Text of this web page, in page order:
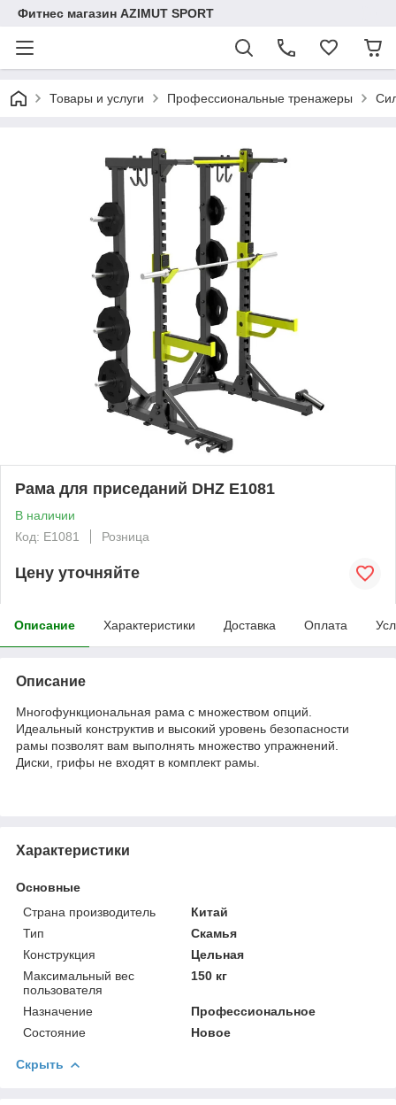
Фитнес магазин AZIMUT SPORT
Товары и услуги Профессиональные тренажеры
Рама для приседаний DHZ E1081
В наличии
Код: E1081
Розница
Цену уточняйте
Описание Характеристики Доставка Оплата
Описание
Многофункциональная рама с множеством опций.
Идеальный конструктив и высокий уровень безопасности
рамы позволят вам выполнять множество упражнений.
Диски, грифы не входят в комплект рамы.
Характеристики
Основные
Страна производитель
Китай
Тип
Скамья
Конструкция
Цельная
Максимальный вес
пользователя
150 кг
Назначение
Профессиональное
Состояние
Новое
Скрыть